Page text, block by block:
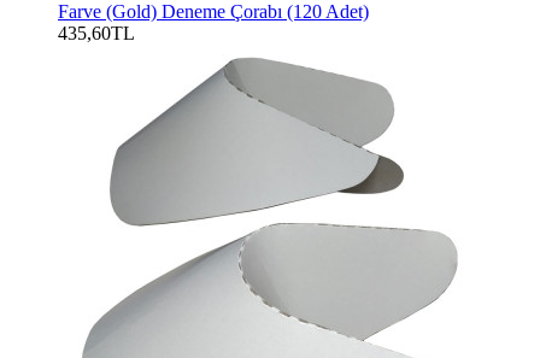
Farve (Gold) Deneme Çorabı (120 Adet)
435,60TL